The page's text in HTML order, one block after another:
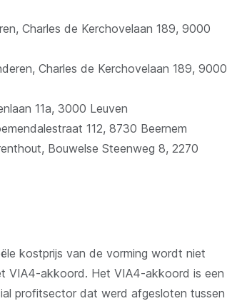
Charles de Kerchovelaan 189, 9000
Charles de Kerchovelaan 189, 9000
11a, 3000 Leuven
112, 8730 Beernem
Bouwelse Steenweg 8, 2270
kostprijs van de vorming wordt niet
VIA4-akkoord. Het VIA4-akkoord is een
profitsector dat werd afgesloten tussen